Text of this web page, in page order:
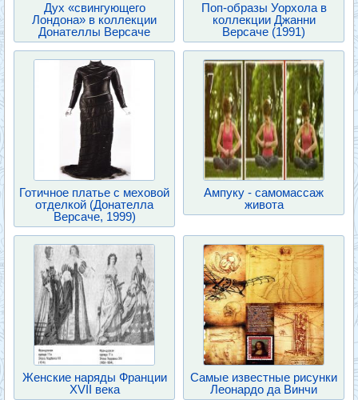
Дух «свингующего
Лондона» в коллекции
Донателлы Версаче
Поп-образы Уорхола в
коллекции Джанни
Версаче (1991)
Готичное платье с меховой
отделкой (Донателла
Версаче, 1999)
Ампуку - самомассаж
живота
Женские наряды Франции
XVII века
Самые известные рисунки
Леонардо да Винчи